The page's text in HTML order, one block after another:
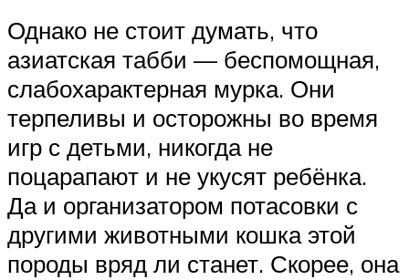
Однако не стоит думать, что
азиатская табби — беспомощная,
слабохарактерная мурка. Они
терпеливы и осторожны во время
игр с детьми, никогда не
поцарапают и не укусят ребёнка.
Да и организатором потасовки с
другими животными кошка этой
породы вряд ли станет. Скорее, она